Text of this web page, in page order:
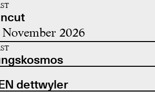
November 2026
dettwyler